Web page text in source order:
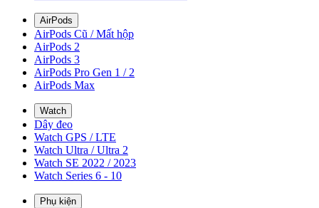
AirPods
AirPods Cũ / Mất hộp
AirPods 2
AirPods 3
AirPods Pro Gen 1 / 2
AirPods Max
Watch
Dây đeo
Watch GPS / LTE
Watch Ultra / Ultra 2
Watch SE 2022 / 2023
Watch Series 6 - 10
Phụ kiện